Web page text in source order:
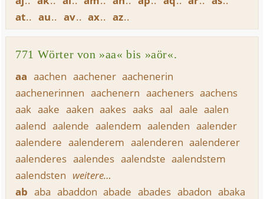
at
au av ax az
771 Wörter von »aa« bis »aör«.
aa aachen aachener aachenerin
aachenerinnen aachenern aacheners aachens
aak aake aaken aakes aaks aal aale aalen
aalend aalende aalendem aalenden aalender
aalendere aalenderem aalenderen aalenderer
aalenderes aalendes aalendste aalendstem
aalendsten weitere…
ab aba abaddon abade abades abadon abaka